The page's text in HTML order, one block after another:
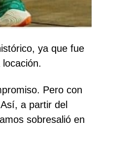
ya que fue
Pero con
a partir del
sobresalió en